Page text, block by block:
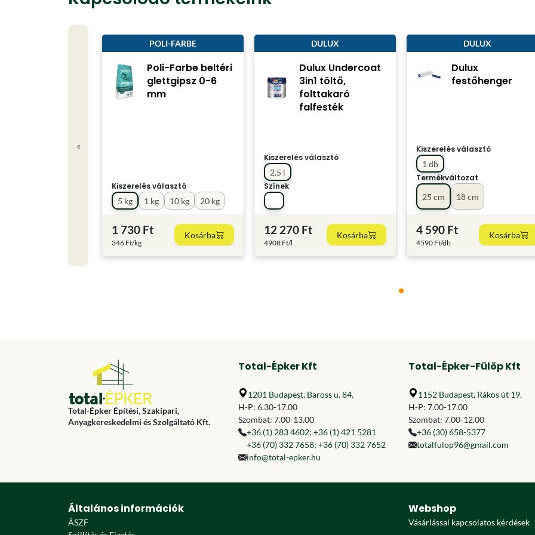
«
POLI-FARBE
Poli-Farbe beltéri
glettgipsz 0-6
mm
Kiszerelés választó
1 kg
5 kg 10 kg 20 kg
1 730 Ft
346 Ft/kg
Kosárba
DULUX
Dulux Undercoat
3in1 töltő,
folttakaró
falfesték
Kiszerelés választó
2.5 l
Színek
12 270 Ft
4908 Ft/l
Kosárba
DULUX
Dulux
festőhenger
Kiszerelés választó
1 db
Termékváltozat
18 cm
25 cm
4 590 Ft
4590 Ft/db
Kosárba
Total-Épker Építési, Szakipari,
Anyagkereskedelmi és Szolgáltató Kft.
Total-Épker Kft
1201 Budapest, Baross u. 84.
H-P: 6.30-17.00
Szombat: 7.00-13.00
+36 (1) 283 4602; +36 (1) 421 5281
+36 (70) 332 7658; +36 (70) 332 7652
info@total-epker.hu
Total-Épker-Fülöp Kft
1152 Budapest, Rákos út 19.
H-P: 7.00-17.00
Szombat: 7.00-12.00
+36 (30) 658-5377
totalfulop96@gmail.com
Általános információk
ÁSZF
Webshop
Vásárlással kapcsolatos kérdések